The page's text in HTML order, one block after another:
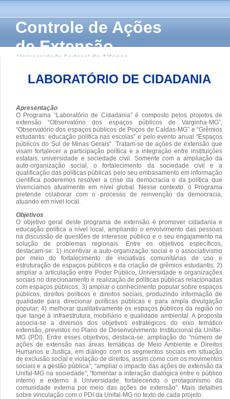
Controle de Ações
de Extensão
Universidade Federal de Alfenas
LABORATÓRIO DE CIDADANIA
Apresentação
O Programa “Laboratório de Cidadania” é composto pelos projetos de
extensão “Observatório dos espaços públicos de Varginha-MG”,
“Observatório dos espaços públicos de Poços de Caldas-MG” e “Grêmios
estudantis: educação política nas escolas” e pelo evento anual “Espaços
públicos do Sul de Minas Gerais”. Tratam-se de ações de extensão que
visam fortalecer a participação política e a integração entre instituições
estatais, universidade e sociedade civil. Somente com a ampliação da
auto-organização social, o fortalecimento da sociedade civil e a
qualificação das políticas públicas pelo seu embasamento em informação
científica poderemos resolver a crise da democracia e da política que
vivenciamos atualmente em nível global. Nesse contexto, o Programa
pretende colaborar com o processo de reinvenção da democracia,
atuando em nível local.
Objetivos
O objetivo geral deste programa de extensão é promover cidadania e
educação política a nível local, ampliando o envolvimento das pessoas
na discussão de questões de interesse público e o seu engajamento na
solução de problemas regionais. Entre os objetivos específicos,
destacam-se: 1) incentivar a auto-organização social e o associativismo
por meio do fortalecimento de iniciativas comunitárias de uso e
estruturação de espaços públicos e da criação de grêmios estudantis; 2)
ampliar a articulação entre Poder Público, Universidade e organizações
sociais no direcionamento e realização de políticas públicas relacionadas
com espaços públicos; 3) ampliar o conhecimento popular sobre espaços
públicos, direitos políticos e direitos sociais, produzindo informação de
qualidade para direcionar políticas públicas e para ampla divulgação
popular; 4) melhorar qualitativamente os espaços públicos da região no
que tange à infraestrutura, mobiliário e qualidade ambiental. A proposta
associa-se a diversos dos objetivos estratégicos do eixo temático
extensão, previstos no Plano de Desenvolvimento Institucional da Unifal-
MG (PDI). Entre esses objetivos, destaca-se: ampliação do “número de
ações de extensão nas áreas temáticas de Meio Ambiente e Direitos
Humanos e Justiça, em diálogo com os segmentos sociais em situação
de exclusão social e violação de direitos, assim como com os movimentos
sociais e a gestão pública”; “ampliar o impacto das ações de extensão da
Unifal-MG na sociedade”; “fomentar a interação dialógica entre o público
interno e externo à Universidade, fortalecendo o protagonismo da
comunidade externa por meio das ações de extensão”. Mais detalhes
sobre vinculação com o PDI da Unifal-MG no texto de cada projeto.